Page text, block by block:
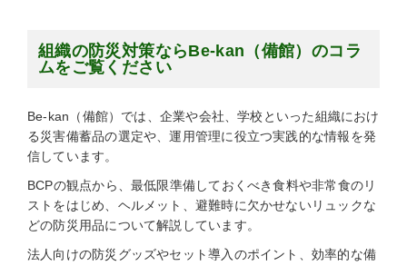
組織の防災対策ならBe-kan（備館）のコラ
ムをご覧ください
Be-kan（備館）では、企業や会社、学校といった組織におけ
る災害備蓄品の選定や、運用管理に役立つ実践的な情報を発
信しています。
BCPの観点から、最低限準備しておくべき食料や非常食のリ
ストをはじめ、ヘルメット、避難時に欠かせないリュックな
どの防災用品について解説しています。
法人向けの防災グッズやセット導入のポイント、効率的な備